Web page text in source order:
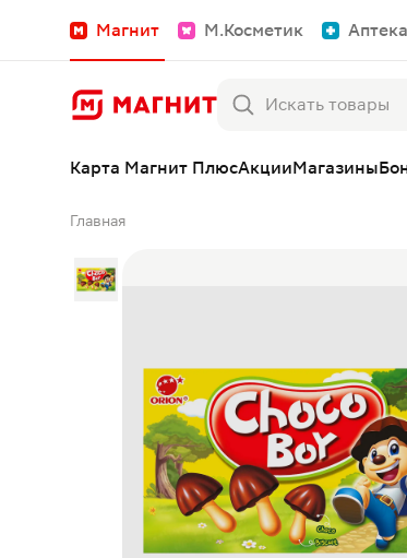
Магнит М.Косметик Аптека
Карта Магнит ПлюсАкцииМагазины
Главная